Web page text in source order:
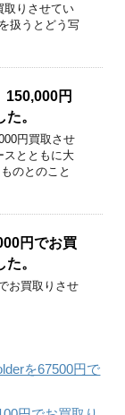
取りさせてい
扱うとどう写
円
。
円買取させ
スとともに大
のとのこと
円でお買
た。
お買取りさせ
を67500円で